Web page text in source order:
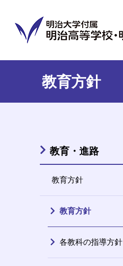
教育方針
教育・進路
教育方針
教育方針
各教科の指導方針